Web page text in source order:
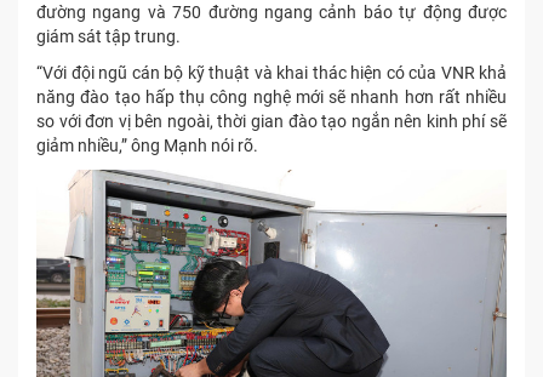
đường ngang và 750 đường ngang cảnh báo tự động được
giám sát tập trung.
“Với đội ngũ cán bộ kỹ thuật và khai thác hiện có của VNR khả
năng đào tạo hấp thụ công nghệ mới sẽ nhanh hơn rất nhiều
so với đơn vị bên ngoài, thời gian đào tạo ngắn nên kinh phí sẽ
giảm nhiều,” ông Mạnh nói rõ.